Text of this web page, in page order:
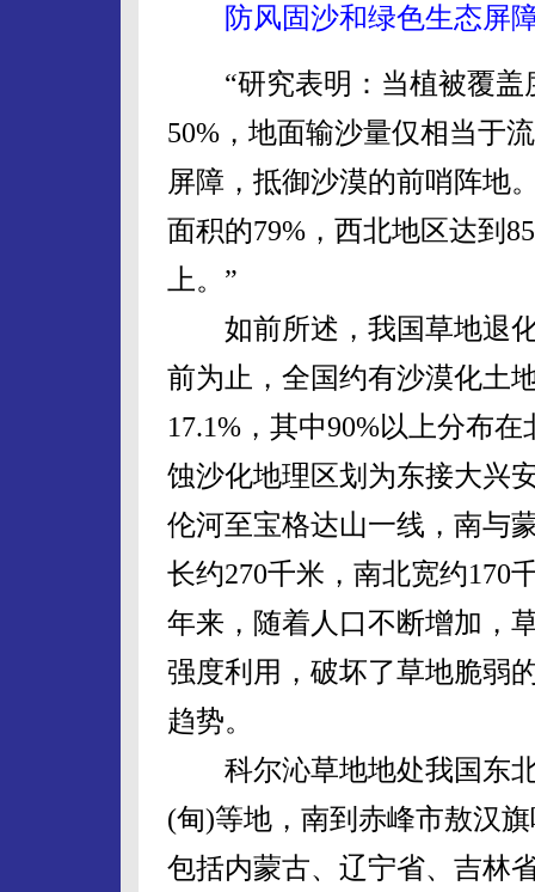
防风固沙和绿色生态屏
“研究表明：当植被覆盖
50%，地面输沙量仅相当于
屏障，抵御沙漠的前哨阵地
面积的79%，西北地区达到
上。”
如前所述，我国草地退化
前为止，全国约有沙漠化土
17.1%，其中90%以上分布
蚀沙化地理区划为东接大兴
伦河至宝格达山一线，南与
长约270千米，南北宽约170
年来，随着人口不断增加，
强度利用，破坏了草地脆弱
趋势。
科尔沁草地地处我国东北
(甸)等地，南到赤峰市敖汉
包括内蒙古、辽宁省、吉林